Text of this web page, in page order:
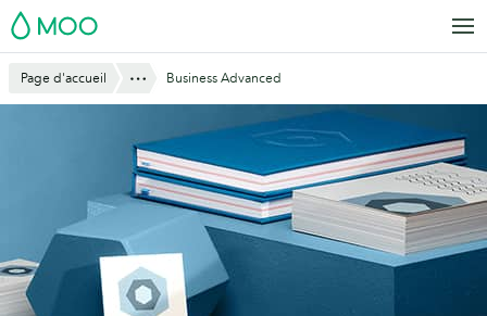
Aller
au
principal
MOO
Page d'accueil Montre tout
Business Advanced